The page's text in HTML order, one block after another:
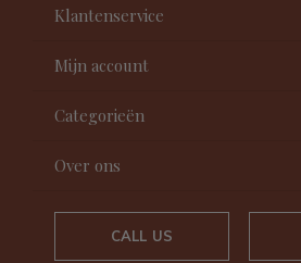
Klantenservice
Mijn account
Categorieën
Over ons
CALL US